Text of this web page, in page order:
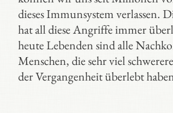
dieses Immunsystem verlassen.
hat all diese Angriffe immer
heute Lebenden sind alle
Menschen, die sehr viel
der Vergangenheit überlebt